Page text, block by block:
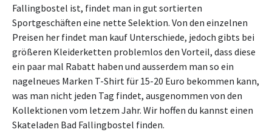
Fallingbostel ist, findet man in gut sortierten
Sportgeschäften eine nette Selektion. Von den einzelnen
Preisen her findet man kauf Unterschiede, jedoch gibts bei
größeren Kleiderketten problemlos den Vorteil, dass diese
ein paar mal Rabatt haben und ausserdem man so ein
nagelneues Marken T-Shirt für 15-20 Euro bekommen kann,
was man nicht jeden Tag findet, ausgenommen von den
Kollektionen vom letzem Jahr. Wir hoffen du kannst einen
Skateladen Bad Fallingbostel finden.